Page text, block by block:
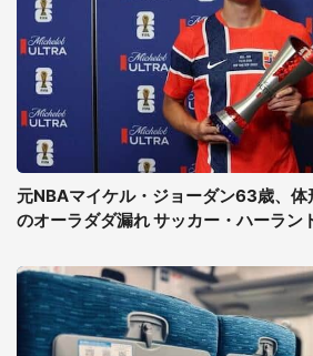
元NBAマイケル・ジョーダン63歳、体
のオーラダダ漏れ サッカー・ハーラン